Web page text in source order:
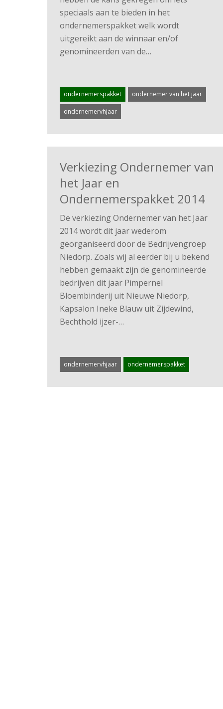
speciaals aan te bieden in het
ondernemerspakket welk wordt
uitgereikt aan de winnaar en/of
genomineerden van de…
ondernemerspakket ondernemer van het jaar
ondernemervhjaar
Verkiezing Ondernemer van
het Jaar en
Ondernemerspakket 2014
De verkiezing Ondernemer van het Jaar
2014 wordt dit jaar wederom
georganiseerd door de Bedrijvengroep
Niedorp. Zoals wij al eerder bij u bekend
hebben gemaakt zijn de genomineerde
bedrijven dit jaar Pimpernel
Bloembinderij uit Nieuwe Niedorp,
Kapsalon Ineke Blauw uit Zijdewind,
Bechthold ijzer-…
ondernemervhjaar ondernemerspakket